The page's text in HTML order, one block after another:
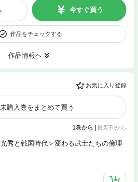
今すぐ買う
作品をチェックする
作品情報へ
お気に入り登録
未購入巻をまとめて買う
1巻から | 最新刊から
光秀と戦国時代＞変わる武士たちの倫理